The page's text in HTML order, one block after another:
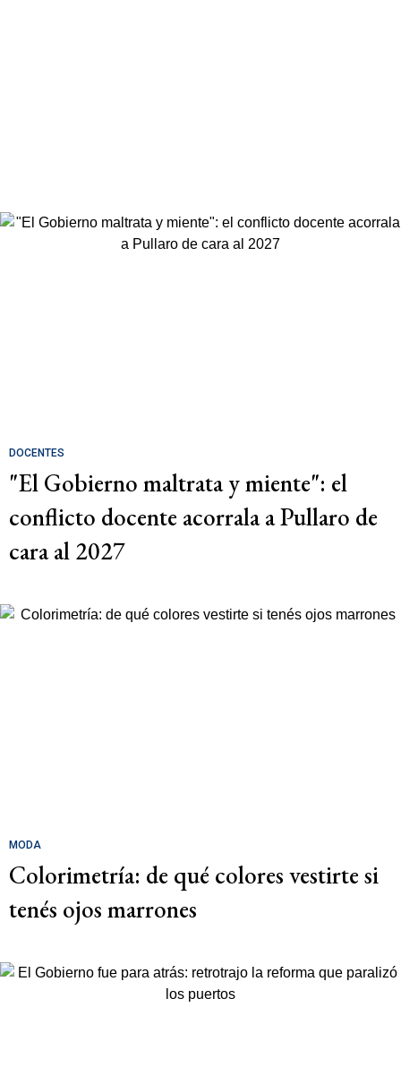
DOCENTES
"El Gobierno maltrata y miente": el
conflicto docente acorrala a Pullaro de
cara al 2027
MODA
Colorimetría: de qué colores vestirte si
tenés ojos marrones